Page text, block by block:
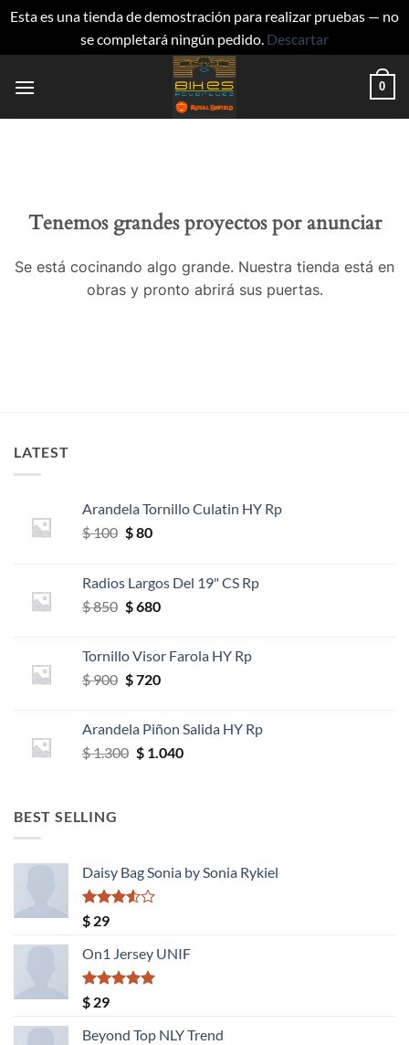
Esta es una tienda de demostración para realizar pruebas — no
se completará ningún pedido. Descartar
0
Tenemos grandes proyectos por anunciar
Se está cocinando algo grande. Nuestra tienda está en
obras y pronto abrirá sus puertas.
LATEST
Arandela Tornillo Culatin HY Rp
$100 El
era:
$ 100.
$80El
es:
$ 80.
Radios Largos Del 19" CS Rp
$850 El
era:
$ 850.
$680El
es:
$ 680.
Tornillo Visor Farola HY Rp
$900 El
era:
$ 900.
$720El
es:
$ 720.
Arandela Piñon Salida HY Rp
$1.300 El
$1.040El
BEST SELLING
Daisy Bag Sonia by Sonia Rykiel
Valorado
con
3.50de
5
$ 29
On1 Jersey UNIF
Valorado
con
de 5
$ 29
Beyond Top NLY Trend